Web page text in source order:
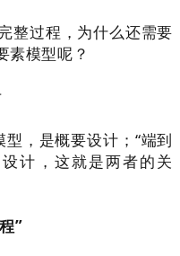
整过程，为什么还需要
素模型呢？
，是概要设计；“端到
计，这就是两者的关
”